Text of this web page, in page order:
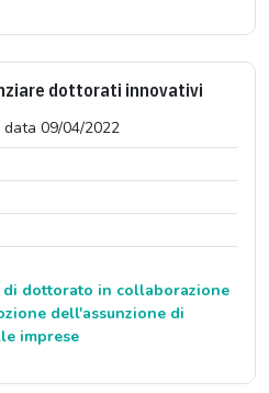
dottorati innovativi
data 09/04/2022
di dottorato in collaborazione
dell'assunzione di
imprese